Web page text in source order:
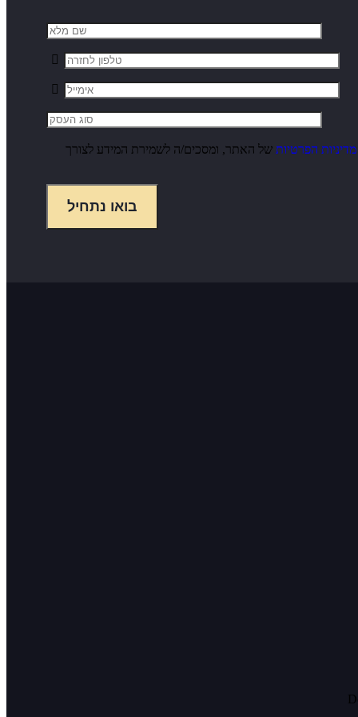
מדיניות הפרטיות של האתר, ומסכים/ה לשמירת המידע לצורך